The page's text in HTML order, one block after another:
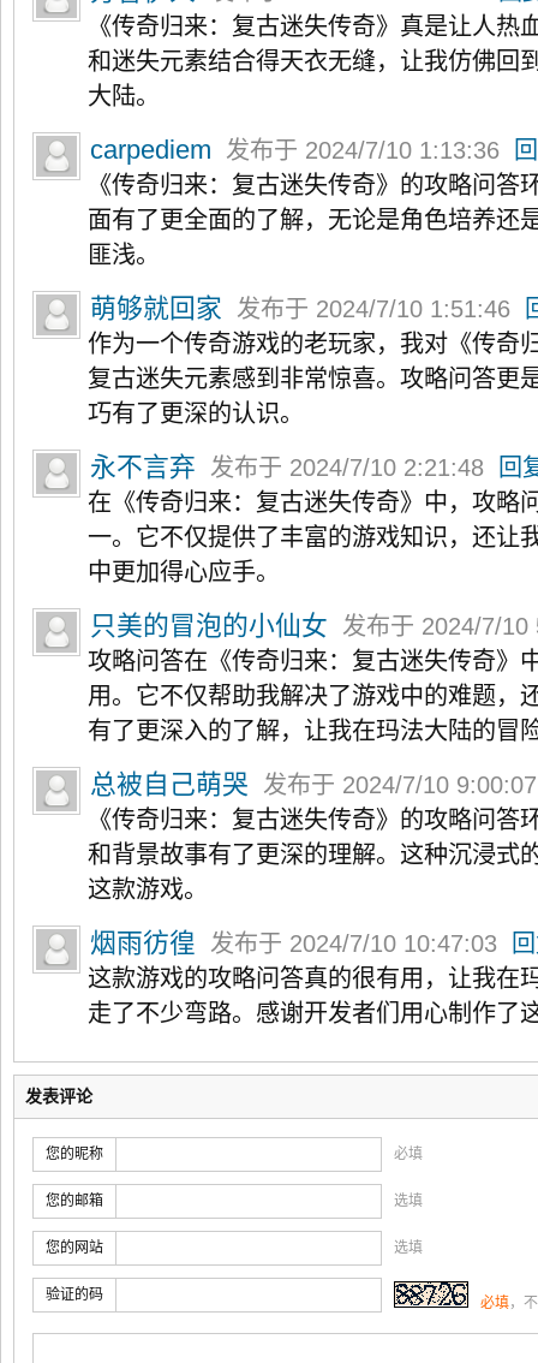
《传奇归来：复古迷失传奇》真是让人热
和迷失元素结合得天衣无缝，让我仿佛回
大陆。
carpediem 发布于 2024/7/10 1:13:36
《传奇归来：复古迷失传奇》的攻略问答
面有了更全面的了解，无论是角色培养还
匪浅。
萌够就回家 发布于 2024/7/10 1:51:46
作为一个传奇游戏的老玩家，我对《传奇
复古迷失元素感到非常惊喜。攻略问答更
巧有了更深的认识。
永不言弃 发布于 2024/7/10 2:21:48
回
在《传奇归来：复古迷失传奇》中，攻略
一。它不仅提供了丰富的游戏知识，还让
中更加得心应手。
只美的冒泡的小仙女
发布于 2024/7/
攻略问答在《传奇归来：复古迷失传奇》
用。它不仅帮助我解决了游戏中的难题，
有了更深入的了解，让我在玛法大陆的冒
总被自己萌哭
发布于 2024/7/10
《传奇归来：复古迷失传奇》的攻略问答
和背景故事有了更深的理解。这种沉浸式
这款游戏。
烟雨彷徨 发布于 2024/7/10 10:47:03
这款游戏的攻略问答真的很有用，让我在
走了不少弯路。感谢开发者们用心制作了
发表评论
您的昵称 必填
您的邮箱 选填
您的网站 选填
验证的码 必填，